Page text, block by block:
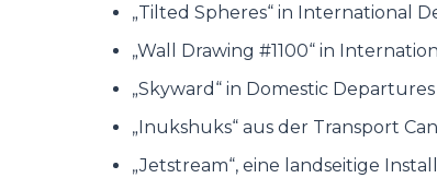
„Tilted Spheres“ in International
„Wall Drawing #1100“ in
„Skyward“ in Domestic Departures
„Inukshuks“ aus der Transport
„Jetstream“, eine landseitige